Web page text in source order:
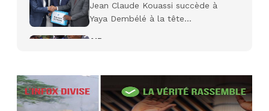
Jean Claude Kouassi succède à
Yaya Dembélé à la tête...
AIP
Camara tué lors d’attaques...